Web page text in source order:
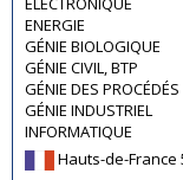
ENERGIE
GÉNIE BIOLOGIQUE
GÉNIE CIVIL, BTP
GÉNIE DES PROCÉDÉS
GÉNIE INDUSTRIEL
INFORMATIQUE
Hauts-de-France